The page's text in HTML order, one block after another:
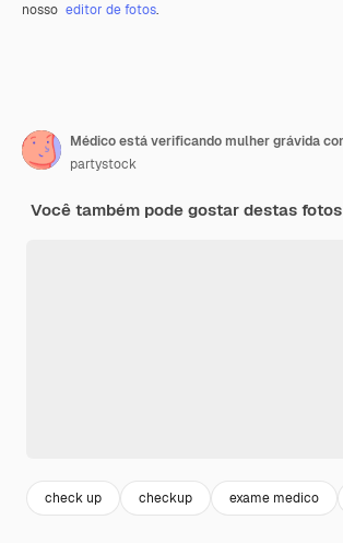
nosso editor de fotos.
partystock
Você também pode gostar destas fotos
check up checkup exame medico